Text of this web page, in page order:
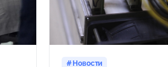
Новости